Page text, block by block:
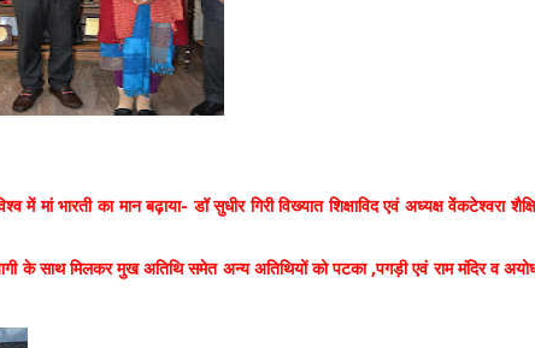
मां भारती का मान बढ़ाया- डॉ सुधीर गिरी विख्यात शिक्षाविद एवं अध्यक्ष वेंकटेश्वरा
के साथ मिलकर मुख अतिथि समेत अन्य अतिथियों को पटका ,पगड़ी एवं राम मंदिर व